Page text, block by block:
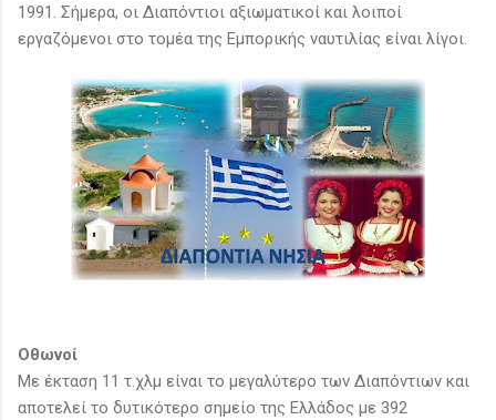
1991. Σήμερα, οι Διαπόντιοι αξιωματικοί και λοιποί
εργαζόμενοι στο τομέα της Εμπορικής ναυτιλίας είναι λίγοι.
Οθωνοί
Με έκταση 11 τ.χλμ είναι το μεγαλύτερο των Διαπόντιων και
αποτελεί το δυτικότερο σημείο της Ελλάδος με 392